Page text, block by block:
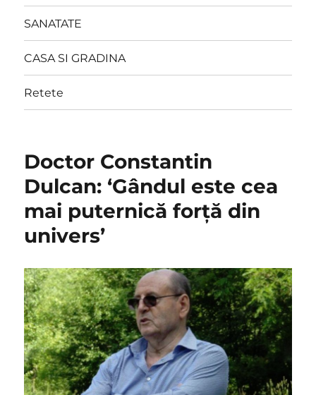
SANATATE
CASA SI GRADINA
Retete
Doctor Constantin
Dulcan: ‘Gândul este cea
mai puternică forţă din
univers’